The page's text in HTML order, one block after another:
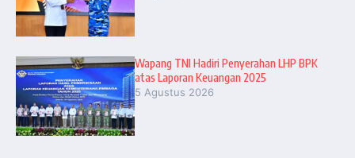
Wapang TNI Hadiri Penyerahan LHP BPK
atas Laporan Keuangan 2025
5 Agustus 2026